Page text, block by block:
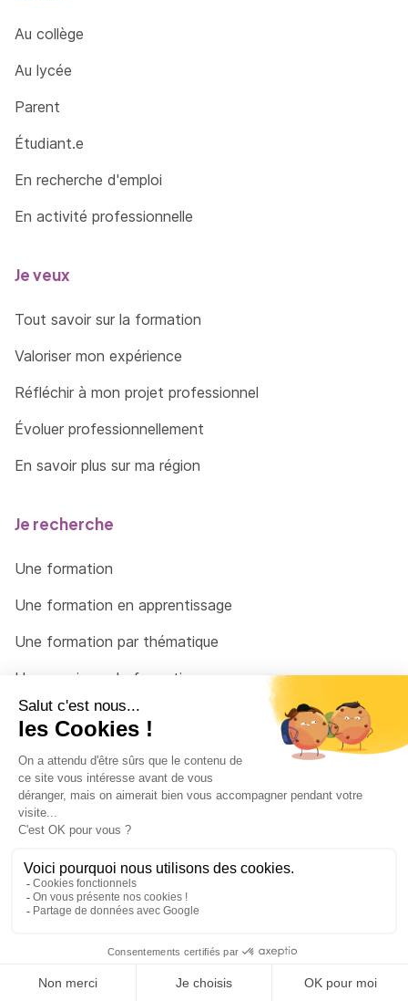
Au collège
Au lycée
Parent
Étudiant.e
En recherche d'emploi
En activité professionnelle
Je veux
Tout savoir sur la formation
Valoriser mon expérience
Réfléchir à mon projet professionnel
Évoluer professionnellement
En savoir plus sur ma région
Je recherche
Une formation
Une formation en apprentissage
Une formation par thématique
Un organisme de formation
Un conseiller
© 2026 - Côté Formations - par Via Compétences
Menu Pied de page
Mentions Légales
Politique de confidentialité